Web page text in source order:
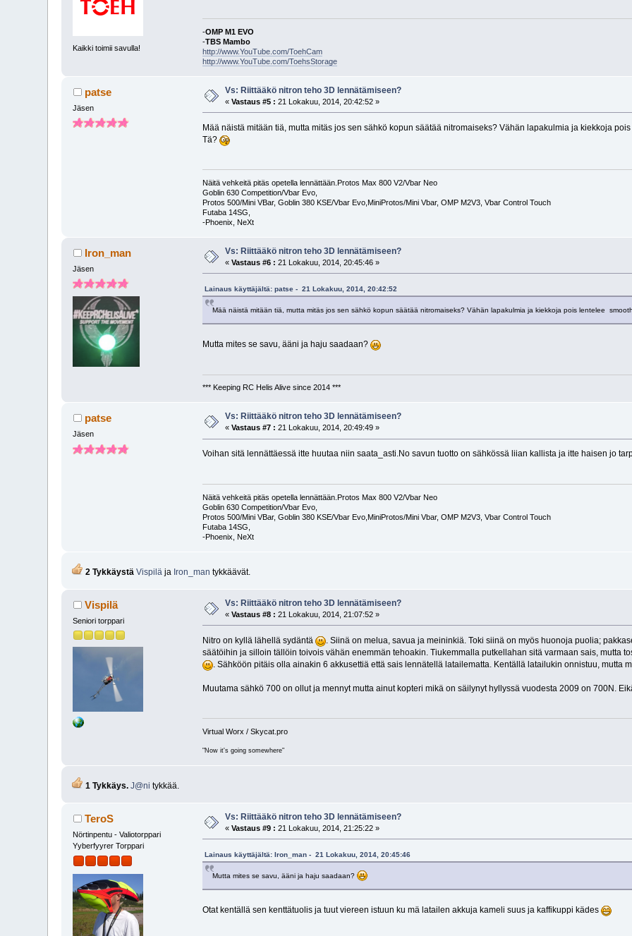
Kaikki toimii savulla!
-OMP M1 EVO
-TBS Mambo
http://www.YouTube.com/ToehCam
http://www.YouTube.com/ToehsStorage
patse
Jäsen
Vs: Riittääkö nitron teho 3D lennätämiseen?
«Vastaus #5 : 21 Lokakuu, 2014, 20:42:52 »
Mää näistä mitään tiä, mutta mitäs jos sen sähkö kopun säätää nitromaiseks? Vähän lapakulmia ja kiekkoja
Tä?
Näitä vehkeitä pitäs opetella lennättään.Protos Max 800 V2/Vbar Neo
Goblin 630 Competition/Vbar Evo,
Protos 500/Mini VBar, Goblin 380 KSE/Vbar Evo,MiniProtos/Mini Vbar, OMP M2V3, Vbar Control Touch
Futaba 14SG,
-Phoenix, NeXt
Iron_man
Jäsen
Vs: Riittääkö nitron teho 3D lennätämiseen?
«Vastaus #6 : 21 Lokakuu, 2014, 20:45:46 »
Lainaus käyttäjältä: patse - 21 Lokakuu, 2014, 20:42:52
Mää näistä mitään tiä, mutta mitäs jos sen sähkö kopun säätää nitromaiseks? Vähän lapakulmia ja kiekkoja pois lentelee
Mutta mites se savu, ääni ja haju saadaan?
*** Keeping RC Helis Alive since 2014 ***
patse
Jäsen
Vs: Riittääkö nitron teho 3D lennätämiseen?
«Vastaus #7 : 21 Lokakuu, 2014, 20:49:49 »
Voihan sitä lennättäessä itte huutaa niin saata_asti.No savun tuotto on sähkössä liian kallista ja itte haisen jo
Näitä vehkeitä pitäs opetella lennättään.Protos Max 800 V2/Vbar Neo
Goblin 630 Competition/Vbar Evo,
Protos 500/Mini VBar, Goblin 380 KSE/Vbar Evo,MiniProtos/Mini Vbar, OMP M2V3, Vbar Control Touch
Futaba 14SG,
-Phoenix, NeXt
2 Tykkäystä Vispilä ja Iron_man tykkäävät.
Vispilä
Seniori torppari
Vs: Riittääkö nitron teho 3D lennätämiseen?
«Vastaus #8 : 21 Lokakuu, 2014, 21:07:52 »
Nitro on kyllä lähellä sydäntä
. Siinä on melua, savua ja meininkiä. Toki siinä on myös huonoja puolia;
säätöihin ja silloin tällöin toivois vähän enemmän tehoakin. Tiukemmalla putkellahan sitä varmaan sais, mutta
. Sähköön pitäis olla ainakin 6 akkusettiä että sais lennätellä latailematta. Kentällä latailukin onnistuu, mutta
Muutama sähkö 700 on ollut ja mennyt mutta ainut kopteri mikä on säilynyt hyllyssä vuodesta 2009 on 700N.
Virtual Worx / Skycat.pro
"Now it's going somewhere"
1 Tykkäys. J@ni tykkää.
TeroS
Nörtinpentu - Valiotorppari
Yyberfyyrer Torppari
Vs: Riittääkö nitron teho 3D lennätämiseen?
«Vastaus #9 : 21 Lokakuu, 2014, 21:25:22 »
Lainaus käyttäjältä: Iron_man - 21 Lokakuu, 2014, 20:45:46
Mutta mites se savu, ääni ja haju saadaan?
Otat kentällä sen kenttätuolis ja tuut viereen istuun ku mä latailen akkuja kameli suus ja kaffikuppi kädes